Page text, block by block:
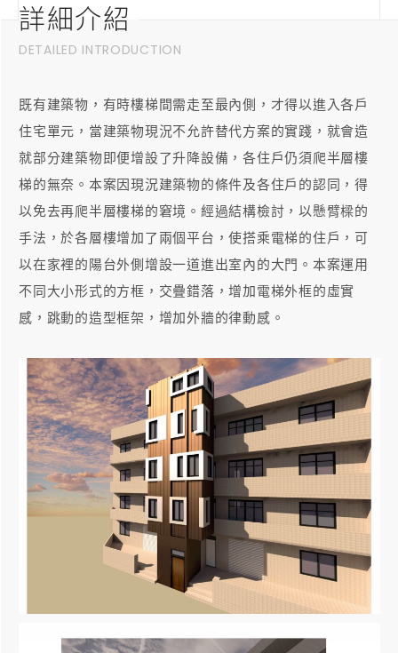
詳細介紹
DETAILED INTRODUCTION
既有建築物，有時樓梯間需走至最內側，才得以進入各戶
住宅單元，當建築物現況不允許替代方案的實踐，就會造
就部分建築物即便增設了升降設備，各住戶仍須爬半層樓
梯的無奈。本案因現況建築物的條件及各住戶的認同，得
以免去再爬半層樓梯的窘境。經過結構檢討，以懸臂樑的
手法，於各層樓增加了兩個平台，使搭乘電梯的住戶，可
以在家裡的陽台外側增設一道進出室內的大門。本案運用
不同大小形式的方框，交疊錯落，增加電梯外框的虛實
感，跳動的造型框架，增加外牆的律動感。